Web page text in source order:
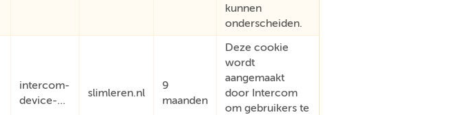
kunnen
onderscheiden.
intercom-
device-...
slimleren.nl
9
maanden
Deze cookie
wordt
aangemaakt
door Intercom
om gebruikers te